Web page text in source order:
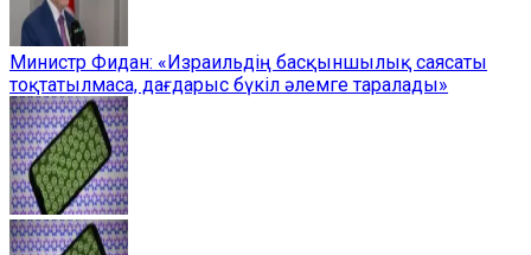
Министр Фидан: «Израильдің басқыншылық саясаты
тоқтатылмаса, дағдарыс бүкіл әлемге таралады»